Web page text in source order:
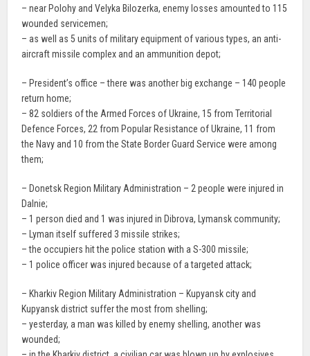
– near Polohy and Velyka Bilozerka, enemy losses amounted to 115
wounded servicemen;
– as well as 5 units of military equipment of various types, an anti-
aircraft missile complex and an ammunition depot;
– President’s office – there was another big exchange – 140 people
return home;
– 82 soldiers of the Armed Forces of Ukraine, 15 from Territorial
Defence Forces, 22 from Popular Resistance of Ukraine, 11 from
the Navy and 10 from the State Border Guard Service were among
them;
– Donetsk Region Military Administration – 2 people were injured in
Dalnie;
– 1 person died and 1 was injured in Dibrova, Lymansk community;
– Lyman itself suffered 3 missile strikes;
– the occupiers hit the police station with a S-300 missile;
– 1 police officer was injured because of a targeted attack;
– Kharkiv Region Military Administration – Kupyansk city and
Kupyansk district suffer the most from shelling;
– yesterday, a man was killed by enemy shelling, another was
wounded;